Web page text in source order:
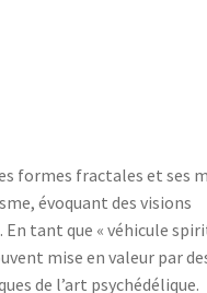
formes fractales et ses
évoquant des visions
tant que « véhicule
mise en valeur par
de l’art psychédélique.